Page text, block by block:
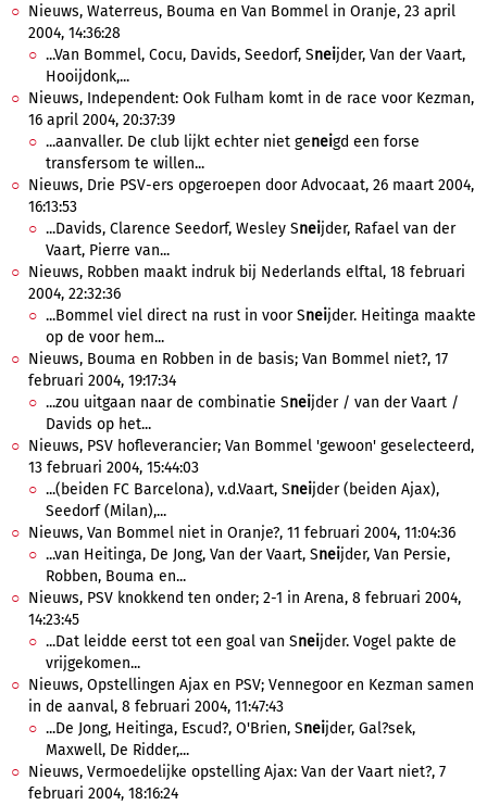
Nieuws, Waterreus, Bouma en Van Bommel in Oranje, 23 april
2004, 14:36:28
...Van Bommel, Cocu, Davids, Seedorf, Sneijder, Van der Vaart,
Hooijdonk,...
Nieuws, Independent: Ook Fulham komt in de race voor Kezman,
16 april 2004, 20:37:39
...aanvaller. De club lijkt echter niet geneigd een forse
transfersom te willen...
Nieuws, Drie PSV-ers opgeroepen door Advocaat, 26 maart 2004,
16:13:53
...Davids, Clarence Seedorf, Wesley Sneijder, Rafael van der
Vaart, Pierre van...
Nieuws, Robben maakt indruk bij Nederlands elftal, 18 februari
2004, 22:32:36
...Bommel viel direct na rust in voor Sneijder. Heitinga maakte
op de voor hem...
Nieuws, Bouma en Robben in de basis; Van Bommel niet?, 17
februari 2004, 19:17:34
...zou uitgaan naar de combinatie Sneijder / van der Vaart /
Davids op het...
Nieuws, PSV hofleverancier; Van Bommel 'gewoon' geselecteerd,
13 februari 2004, 15:44:03
...(beiden FC Barcelona), v.d.Vaart, Sneijder (beiden Ajax),
Seedorf (Milan),...
Nieuws, Van Bommel niet in Oranje?, 11 februari 2004, 11:04:36
...van Heitinga, De Jong, Van der Vaart, Sneijder, Van Persie,
Robben, Bouma en...
Nieuws, PSV knokkend ten onder; 2-1 in Arena, 8 februari 2004,
14:23:45
...Dat leidde eerst tot een goal van Sneijder. Vogel pakte de
vrijgekomen...
Nieuws, Opstellingen Ajax en PSV; Vennegoor en Kezman samen
in de aanval, 8 februari 2004, 11:47:43
...De Jong, Heitinga, Escud?, O'Brien, Sneijder, Gal?sek,
Maxwell, De Ridder,...
Nieuws, Vermoedelijke opstelling Ajax: Van der Vaart niet?, 7
februari 2004, 18:16:24